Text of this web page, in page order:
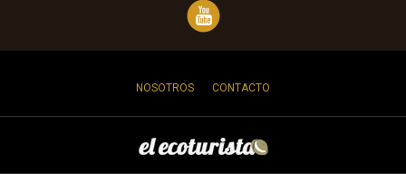
NOSOTROS CONTACTO